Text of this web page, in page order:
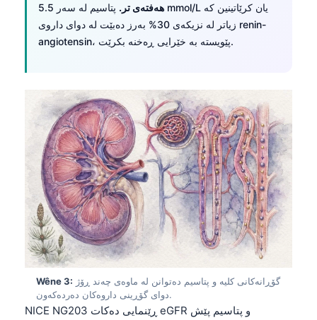
هەفتەی تر.
پتاسیم لە سەر 5.5 mmol/L یان کرێاتینین کە
زیاتر لە نزیکەی 30% بەرز دەبێت لە دوای داروی renin-
angiotensin، پێویستە بە خێرایی ڕەخنە بکرێت.
Wêne 3:
دوای گۆڕینی داروەکان دەردەکەون.
NICE NG203 ڕێنمایی دەکات eGFR و پتاسیم پێش